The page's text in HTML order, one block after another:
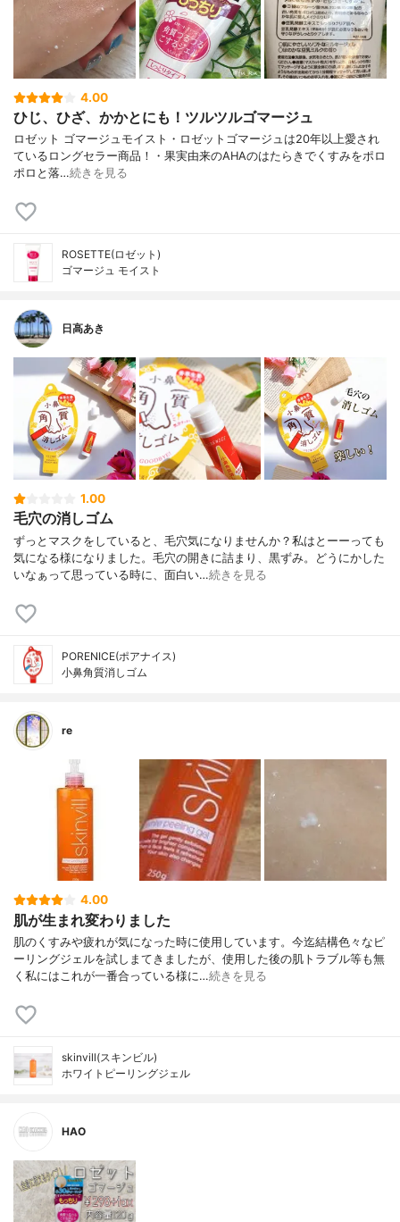
4.00
ひじ、ひざ、かかとにも！ツルツルゴマージュ
ロゼット ゴマージュモイスト・ロゼットゴマージュは20年以上愛され
ているロングセラー商品！・果実由来のAHAのはたらきでくすみをポロ
ポロと落…続きを見る
ROSETTE(ロゼット)
ゴマージュ モイスト
日高あき
1.00
毛穴の消しゴム
ずっとマスクをしていると、毛穴気になりませんか？私はとーーっても
気になる様になりました。毛穴の開きに詰まり、黒ずみ。どうにかした
いなぁって思っている時に、面白い…続きを見る
PORENICE(ポアナイス)
小鼻角質消しゴム
re
4.00
肌が生まれ変わりました
肌のくすみや疲れが気になった時に使用しています。今迄結構色々なピ
ーリングジェルを試しまてきましたが、使用した後の肌トラブル等も無
く私にはこれが一番合っている様に…続きを見る
skinvill(スキンビル)
ホワイトピーリングジェル
HAO